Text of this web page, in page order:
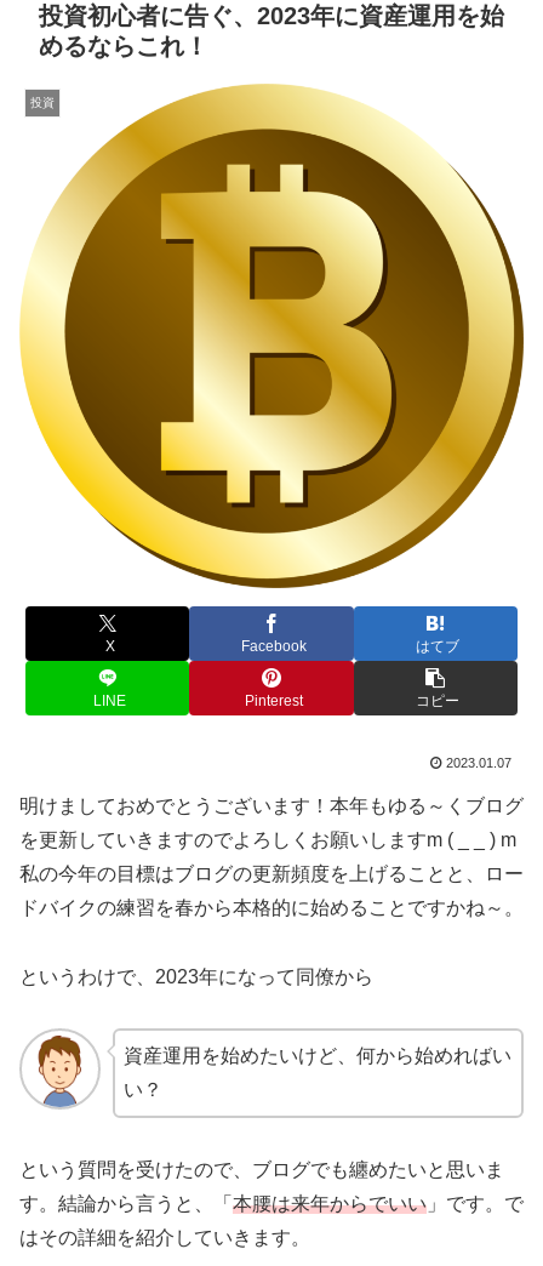
投資初心者に告ぐ、2023年に資産運用を始
めるならこれ！
投資
X Facebook はてブ
LINE Pinterest コピー
2023.01.07
明けましておめでとうございます！本年もゆる～くブログ
を更新していきますのでよろしくお願いしますm ( _ _ ) m
私の今年の目標はブログの更新頻度を上げることと、ロー
ドバイクの練習を春から本格的に始めることですかね～。
というわけで、2023年になって同僚から
資産運用を始めたいけど、何から始めればい
い？
という質問を受けたので、ブログでも纏めたいと思いま
す。結論から言うと、「 本腰は来年からでいい 」です。で
はその詳細を紹介していきます。